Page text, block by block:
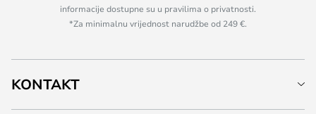
informacije dostupne su u pravilima o privatnosti.
*Za minimalnu vrijednost narudžbe od 249 €.
KONTAKT